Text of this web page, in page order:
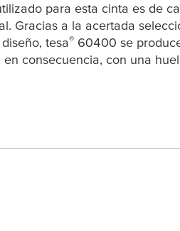
para esta cinta es de
Gracias a la acertada
tesa® 60400 se
en consecuencia, con una